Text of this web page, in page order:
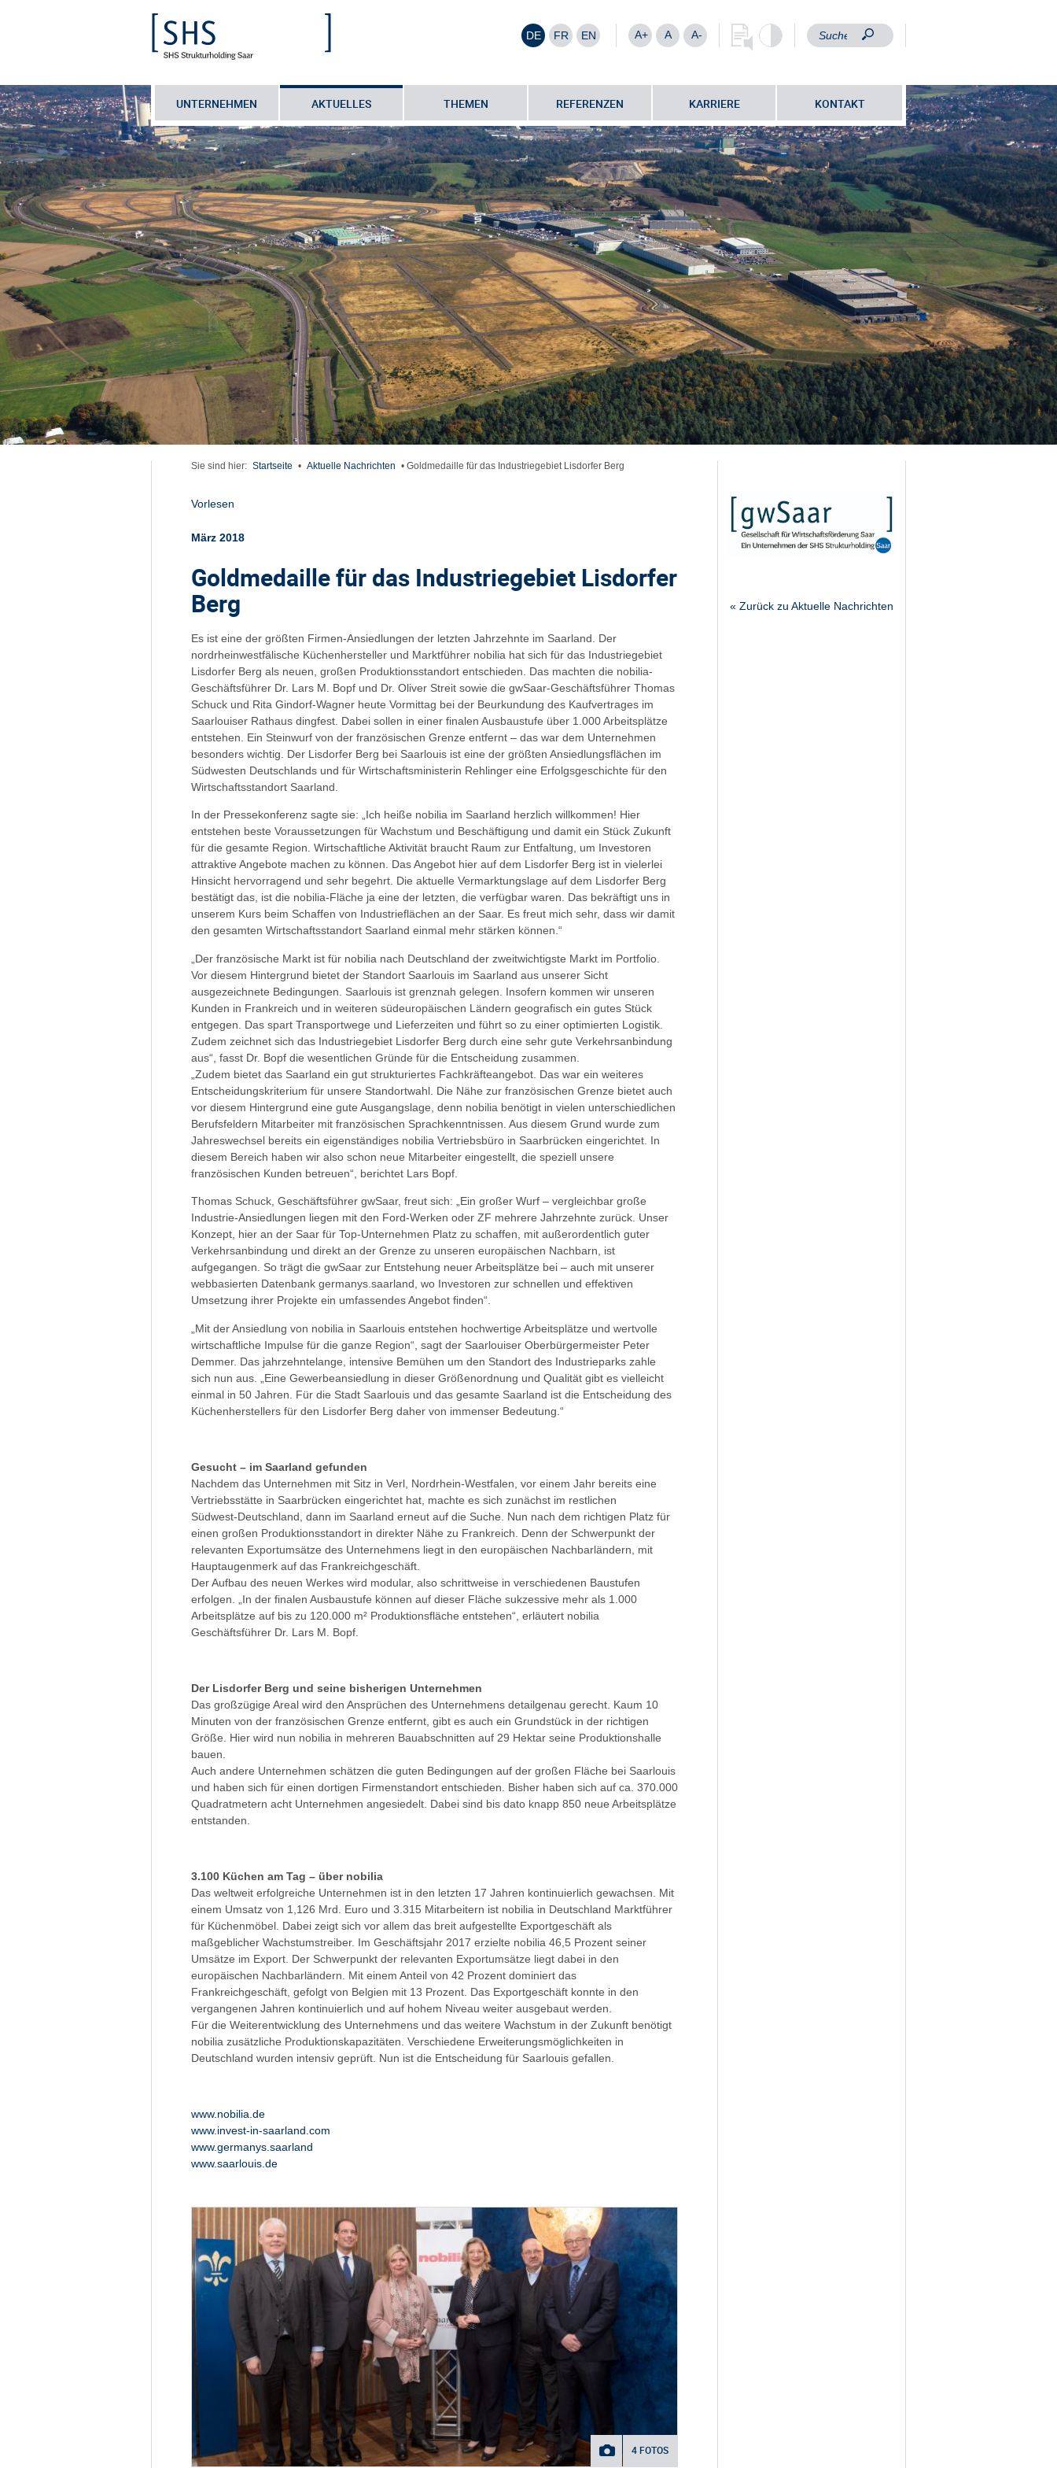
DE FR EN A+ A A-
UNTERNEHMEN AKTUELLES THEMEN REFERENZEN KARRIERE KONTAKT
Sie sind hier: Startseite • Aktuelle Nachrichten • Goldmedaille für das Industriegebiet Lisdorfer Berg
Vorlesen
März 2018
Goldmedaille für das Industriegebiet Lisdorfer
Berg
Es ist eine der größten Firmen-Ansiedlungen der letzten Jahrzehnte im Saarland. Der
nordrheinwestfälische Küchenhersteller und Marktführer nobilia hat sich für das Industriegebiet
Lisdorfer Berg als neuen, großen Produktionsstandort entschieden. Das machten die nobilia-
Geschäftsführer Dr. Lars M. Bopf und Dr. Oliver Streit sowie die gwSaar-Geschäftsführer Thomas
Schuck und Rita Gindorf-Wagner heute Vormittag bei der Beurkundung des Kaufvertrages im
Saarlouiser Rathaus dingfest. Dabei sollen in einer finalen Ausbaustufe über 1.000 Arbeitsplätze
entstehen. Ein Steinwurf von der französischen Grenze entfernt – das war dem Unternehmen
besonders wichtig. Der Lisdorfer Berg bei Saarlouis ist eine der größten Ansiedlungsflächen im
Südwesten Deutschlands und für Wirtschaftsministerin Rehlinger eine Erfolgsgeschichte für den
Wirtschaftsstandort Saarland.
In der Pressekonferenz sagte sie: „Ich heiße nobilia im Saarland herzlich willkommen! Hier
entstehen beste Voraussetzungen für Wachstum und Beschäftigung und damit ein Stück Zukunft
für die gesamte Region. Wirtschaftliche Aktivität braucht Raum zur Entfaltung, um Investoren
attraktive Angebote machen zu können. Das Angebot hier auf dem Lisdorfer Berg ist in vielerlei
Hinsicht hervorragend und sehr begehrt. Die aktuelle Vermarktungslage auf dem Lisdorfer Berg
bestätigt das, ist die nobilia-Fläche ja eine der letzten, die verfügbar waren. Das bekräftigt uns in
unserem Kurs beim Schaffen von Industrieflächen an der Saar. Es freut mich sehr, dass wir damit
den gesamten Wirtschaftsstandort Saarland einmal mehr stärken können.“
„Der französische Markt ist für nobilia nach Deutschland der zweitwichtigste Markt im Portfolio.
Vor diesem Hintergrund bietet der Standort Saarlouis im Saarland aus unserer Sicht
ausgezeichnete Bedingungen. Saarlouis ist grenznah gelegen. Insofern kommen wir unseren
Kunden in Frankreich und in weiteren südeuropäischen Ländern geografisch ein gutes Stück
entgegen. Das spart Transportwege und Lieferzeiten und führt so zu einer optimierten Logistik.
Zudem zeichnet sich das Industriegebiet Lisdorfer Berg durch eine sehr gute Verkehrsanbindung
aus“, fasst Dr. Bopf die wesentlichen Gründe für die Entscheidung zusammen.
„Zudem bietet das Saarland ein gut strukturiertes Fachkräfteangebot. Das war ein weiteres
Entscheidungskriterium für unsere Standortwahl. Die Nähe zur französischen Grenze bietet auch
vor diesem Hintergrund eine gute Ausgangslage, denn nobilia benötigt in vielen unterschiedlichen
Berufsfeldern Mitarbeiter mit französischen Sprachkenntnissen. Aus diesem Grund wurde zum
Jahreswechsel bereits ein eigenständiges nobilia Vertriebsbüro in Saarbrücken eingerichtet. In
diesem Bereich haben wir also schon neue Mitarbeiter eingestellt, die speziell unsere
französischen Kunden betreuen“, berichtet Lars Bopf.
Thomas Schuck, Geschäftsführer gwSaar, freut sich: „Ein großer Wurf – vergleichbar große
Industrie-Ansiedlungen liegen mit den Ford-Werken oder ZF mehrere Jahrzehnte zurück. Unser
Konzept, hier an der Saar für Top-Unternehmen Platz zu schaffen, mit außerordentlich guter
Verkehrsanbindung und direkt an der Grenze zu unseren europäischen Nachbarn, ist
aufgegangen. So trägt die gwSaar zur Entstehung neuer Arbeitsplätze bei – auch mit unserer
webbasierten Datenbank germanys.saarland, wo Investoren zur schnellen und effektiven
Umsetzung ihrer Projekte ein umfassendes Angebot finden“.
„Mit der Ansiedlung von nobilia in Saarlouis entstehen hochwertige Arbeitsplätze und wertvolle
wirtschaftliche Impulse für die ganze Region“, sagt der Saarlouiser Oberbürgermeister Peter
Demmer. Das jahrzehntelange, intensive Bemühen um den Standort des Industrieparks zahle
sich nun aus. „Eine Gewerbeansiedlung in dieser Größenordnung und Qualität gibt es vielleicht
einmal in 50 Jahren. Für die Stadt Saarlouis und das gesamte Saarland ist die Entscheidung des
Küchenherstellers für den Lisdorfer Berg daher von immenser Bedeutung.“
Gesucht – im Saarland gefunden
Nachdem das Unternehmen mit Sitz in Verl, Nordrhein-Westfalen, vor einem Jahr bereits eine
Vertriebsstätte in Saarbrücken eingerichtet hat, machte es sich zunächst im restlichen
Südwest-Deutschland, dann im Saarland erneut auf die Suche. Nun nach dem richtigen Platz für
einen großen Produktionsstandort in direkter Nähe zu Frankreich. Denn der Schwerpunkt der
relevanten Exportumsätze des Unternehmens liegt in den europäischen Nachbarländern, mit
Hauptaugenmerk auf das Frankreichgeschäft.
Der Aufbau des neuen Werkes wird modular, also schrittweise in verschiedenen Baustufen
erfolgen. „In der finalen Ausbaustufe können auf dieser Fläche sukzessive mehr als 1.000
Arbeitsplätze auf bis zu 120.000 m² Produktionsfläche entstehen“, erläutert nobilia
Geschäftsführer Dr. Lars M. Bopf.
Der Lisdorfer Berg und seine bisherigen Unternehmen
Das großzügige Areal wird den Ansprüchen des Unternehmens detailgenau gerecht. Kaum 10
Minuten von der französischen Grenze entfernt, gibt es auch ein Grundstück in der richtigen
Größe. Hier wird nun nobilia in mehreren Bauabschnitten auf 29 Hektar seine Produktionshalle
bauen.
Auch andere Unternehmen schätzen die guten Bedingungen auf der großen Fläche bei Saarlouis
und haben sich für einen dortigen Firmenstandort entschieden. Bisher haben sich auf ca. 370.000
Quadratmetern acht Unternehmen angesiedelt. Dabei sind bis dato knapp 850 neue Arbeitsplätze
entstanden.
3.100 Küchen am Tag – über nobilia
Das weltweit erfolgreiche Unternehmen ist in den letzten 17 Jahren kontinuierlich gewachsen. Mit
einem Umsatz von 1,126 Mrd. Euro und 3.315 Mitarbeitern ist nobilia in Deutschland Marktführer
für Küchenmöbel. Dabei zeigt sich vor allem das breit aufgestellte Exportgeschäft als
maßgeblicher Wachstumstreiber. Im Geschäftsjahr 2017 erzielte nobilia 46,5 Prozent seiner
Umsätze im Export. Der Schwerpunkt der relevanten Exportumsätze liegt dabei in den
europäischen Nachbarländern. Mit einem Anteil von 42 Prozent dominiert das
Frankreichgeschäft, gefolgt von Belgien mit 13 Prozent. Das Exportgeschäft konnte in den
vergangenen Jahren kontinuierlich und auf hohem Niveau weiter ausgebaut werden.
Für die Weiterentwicklung des Unternehmens und das weitere Wachstum in der Zukunft benötigt
nobilia zusätzliche Produktionskapazitäten. Verschiedene Erweiterungsmöglichkeiten in
Deutschland wurden intensiv geprüft. Nun ist die Entscheidung für Saarlouis gefallen.
www.nobilia.de
www.invest-in-saarland.com
www.germanys.saarland
www.saarlouis.de
4 FOTOS
« Zurück zu Aktuelle Nachrichten